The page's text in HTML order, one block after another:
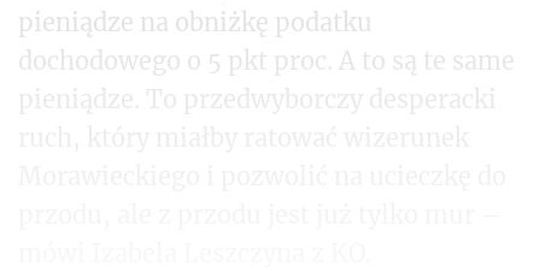
pieniądze na obniżkę podatku
dochodowego o 5 pkt proc. A to są te same